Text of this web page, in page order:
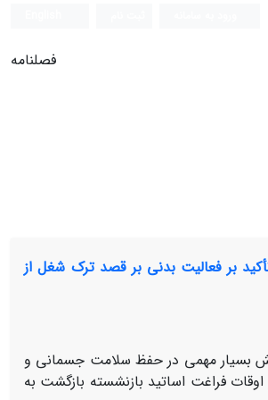
فصلنامه
بر فعالیت بدنی بر قصد ترک شغل از
بسیار مهمی در حفظ سلامت جسمانی و
فراغت اساتید بازنشسته بازگشت به